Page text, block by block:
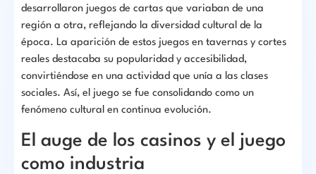
desarrollaron juegos de cartas que variaban de una
región a otra, reflejando la diversidad cultural de la
época. La aparición de estos juegos en tavernas y cortes
reales destacaba su popularidad y accesibilidad,
convirtiéndose en una actividad que unía a las clases
sociales. Así, el juego se fue consolidando como un
fenómeno cultural en continua evolución.
El auge de los casinos y el juego
como industria